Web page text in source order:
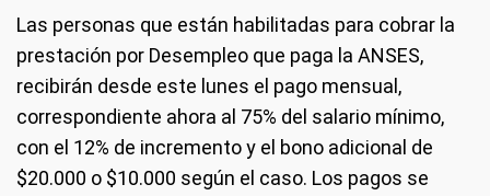
Las personas que están habilitadas para cobrar la
prestación por Desempleo que paga la ANSES,
recibirán desde este lunes el pago mensual,
correspondiente ahora al 75% del salario mínimo,
con el 12% de incremento y el bono adicional de
$20.000 o $10.000 según el caso. Los pagos se